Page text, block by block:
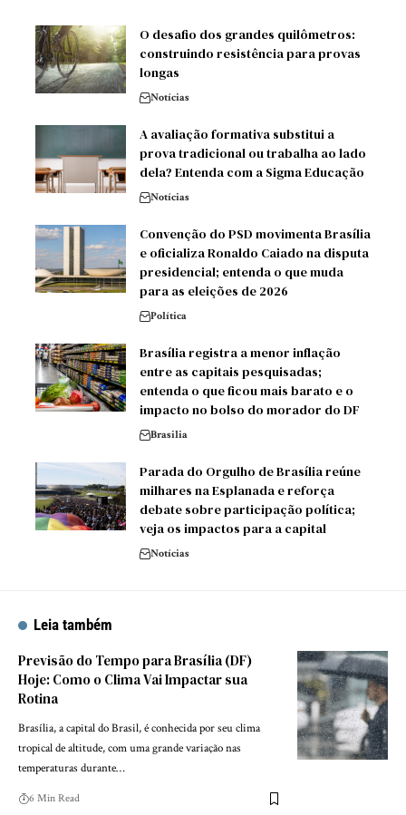
O desafio dos grandes quilômetros:
construindo resistência para provas
longas
Notícias
A avaliação formativa substitui a
prova tradicional ou trabalha ao lado
dela? Entenda com a Sigma Educação
Notícias
Convenção do PSD movimenta Brasília
e oficializa Ronaldo Caiado na disputa
presidencial; entenda o que muda
para as eleições de 2026
Política
Brasília registra a menor inflação
entre as capitais pesquisadas;
entenda o que ficou mais barato e o
impacto no bolso do morador do DF
Brasilia
Parada do Orgulho de Brasília reúne
milhares na Esplanada e reforça
debate sobre participação política;
veja os impactos para a capital
Notícias
Leia também
Previsão do Tempo para Brasília (DF)
Hoje: Como o Clima Vai Impactar sua
Rotina
Brasília, a capital do Brasil, é conhecida por seu clima
tropical de altitude, com uma grande variação nas
temperaturas durante…
6 Min Read